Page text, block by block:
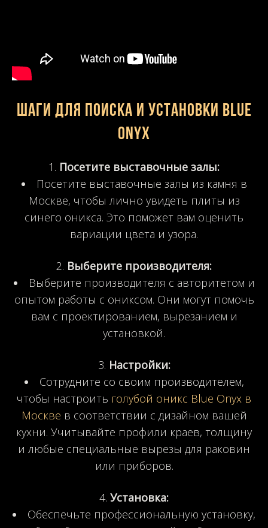
Шаги для поиска и установки Blue
Onyx
Посетите выставочные залы:
Посетите выставочные залы из камня в
Москве, чтобы лично увидеть плиты из
синего оникса. Это поможет вам оценить
вариации цвета и узора.
Выберите производителя:
Выберите производителя с авторитетом и
опытом работы с ониксом. Они могут помочь
вам с проектированием, вырезанием и
установкой.
Настройки:
Сотрудните со своим производителем,
чтобы настроить голубой оникс Blue Onyx в
Москве в соответствии с дизайном вашей
кухни. Учитывайте профили краев, толщину
и любые специальные вырезы для раковин
или приборов.
Установка:
Обеспечьте профессиональную установку,